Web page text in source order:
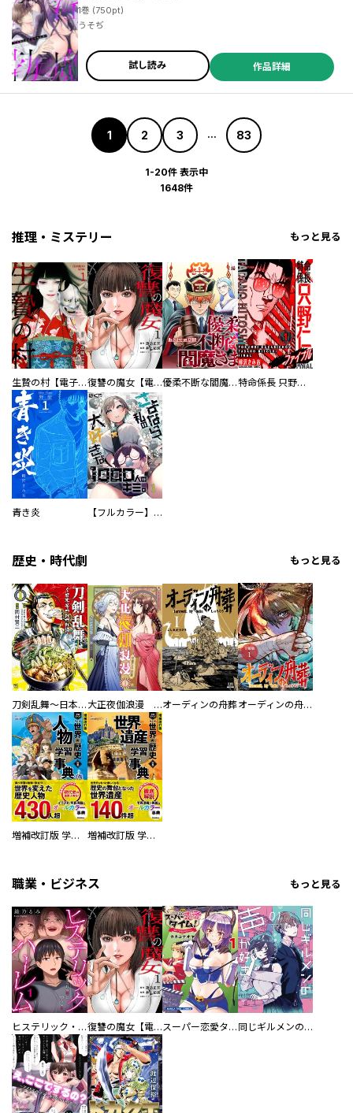
1巻 (750pt)
うそぢ
試し読み 作品詳細
1 2 3 ... 83
1-20件 表示中
1648件
推理・ミステリー もっと見る
生贄の村【電子単行本版】 復讐の魔女【電子単行本版】 優柔不断な閻魔さま 特命係長 只野仁ファイナル 愛蔵版
青き炎 【フルカラー】さよなら、私の大好きな１０００人のキミ。
歴史・時代劇 もっと見る
刀剣乱舞～日本号つれづれ酒～ 大正夜伽浪漫 －金曜日の花嫁—オーディンの舟葬 オーディンの舟葬 分冊版
増補改訂版 学研まんが NEW世界の歴史 別巻 人物学習事典 増補改訂版 学研まんが NEW世界の歴史 別巻 世界遺産学習事典
職業・ビジネス もっと見る
ヒステリック・ハーレム～搾られる男と堕ちる女～【電子単行本版】 復讐の魔女【電子単行本版】 スーパー恋愛タイム！～現場でドＳな彼女は自宅でデレる～ 同じギルメンの声が好き